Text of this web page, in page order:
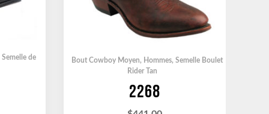
Semelle de
Bout Cowboy Moyen, Hommes, Semelle Boulet
Rider Tan
2268